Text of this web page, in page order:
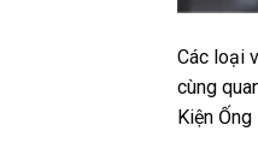
Các loại
cùng
Kiện